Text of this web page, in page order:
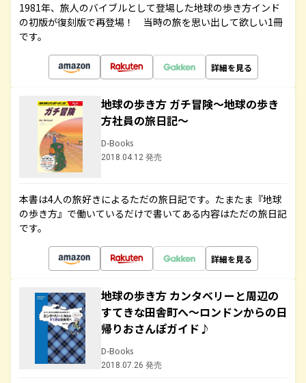
1981年、旅人のバイブルとして登場した地球の歩き方インド
の初版が復刻版で再登場！ 当時の旅を思い出して欲しい1冊
です。
詳細を見る
地球の歩き方 ガチ冒険～地球の歩き
方社員の旅日記～
D-Books
2018.04.12 発売
本書は4人の旅好きによるただの旅日記です。たまたま『地球
の歩き方』で働いているだけで書いてある内容はただの旅日記
です。
詳細を見る
地球の歩き方 カンタベリーと周辺の
すてきな田舎町へ～ロンドンからの日
帰りおさんぽガイド♪
D-Books
2018.07.26 発売